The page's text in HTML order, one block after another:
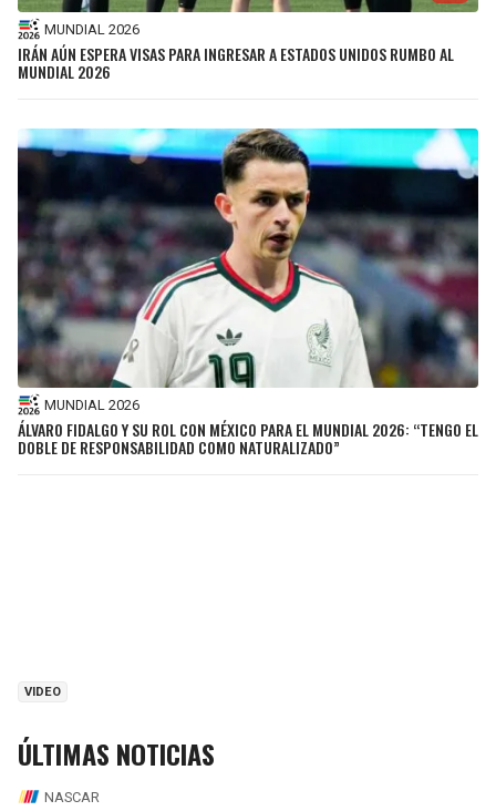
MUNDIAL 2026
IRÁN AÚN ESPERA VISAS PARA INGRESAR A ESTADOS UNIDOS RUMBO AL
MUNDIAL 2026
MUNDIAL 2026
ÁLVARO FIDALGO Y SU ROL CON MÉXICO PARA EL MUNDIAL 2026: “TENGO EL
DOBLE DE RESPONSABILIDAD COMO NATURALIZADO”
VIDEO
ÚLTIMAS NOTICIAS
NASCAR